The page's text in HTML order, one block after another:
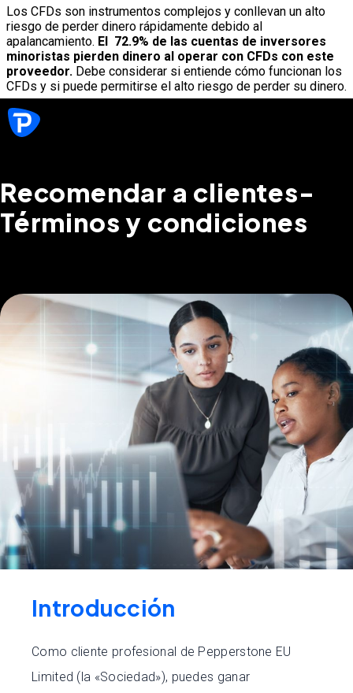
Los CFDs son instrumentos complejos y conllevan un alto
riesgo de perder dinero rápidamente debido al
apalancamiento. El 72.9% de las cuentas de inversores
minoristas pierden dinero al operar con CFDs con este
proveedor. Debe considerar si entiende cómo funcionan los
CFDs y si puede permitirse el alto riesgo de perder su dinero.
Recomendar a clientes-
Términos y condiciones
Introducción
Como cliente profesional de Pepperstone EU
Limited (la «Sociedad»), puedes ganar